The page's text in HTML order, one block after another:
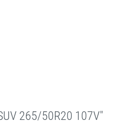
265/50R20 107V"